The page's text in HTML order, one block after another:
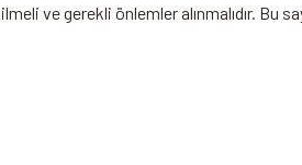
‌ve gerekli önlemler alınmalıdır. Bu